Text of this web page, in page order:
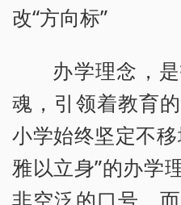
改“方向标”
办学理念，
魂，引领着教育
小学始终坚定不移
雅以立身”的办学